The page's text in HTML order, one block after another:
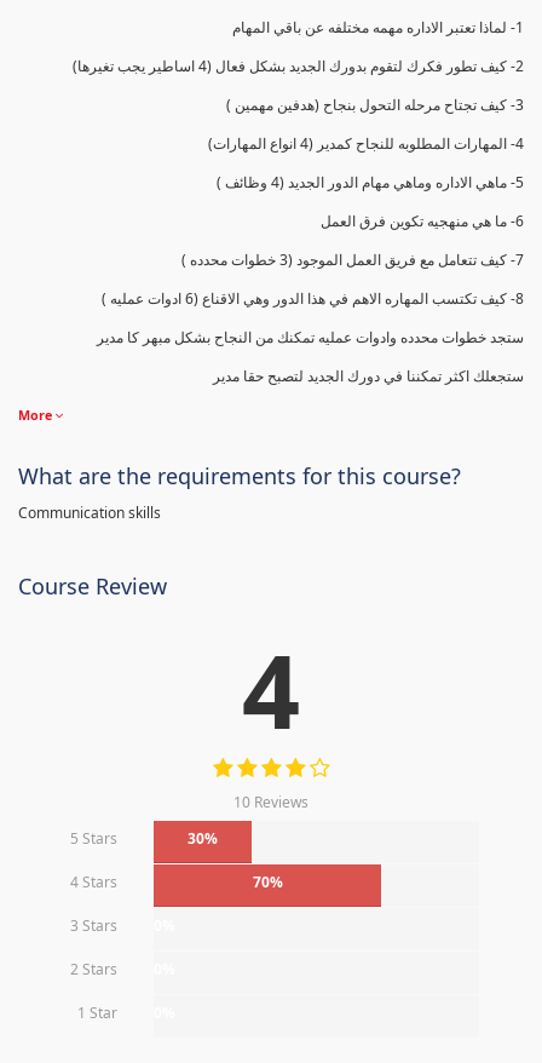
1- لماذا تعتبر الاداره مهمه مختلفه عن باقي المهام
2- كيف تطور فكرك لتقوم بدورك الجديد بشكل فعال (4 اساطير يجب تغيرها)
3- كيف تجتاح مرحله التحول بنجاح (هدفين مهمين )
4- المهارات المطلوبه للنجاح كمدير (4 انواع المهارات)
5- ماهي الاداره وماهي مهام الدور الجديد (4 وظائف )
6- ما هي منهجيه تكوين فرق العمل
7- كيف تتعامل مع فريق العمل الموجود (3 خطوات محدده )
8- كيف تكتسب المهاره الاهم في هذا الدور وهي الاقناع (6 ادوات عمليه )
ستجد خطوات محدده وادوات عمليه تمكنك من النجاح بشكل مبهر كا مدير
ستجعلك اكثر تمكننا في دورك الجديد لتصبح حقا مدير
More
What are the requirements for this course?
Communication skills
Course Review
4
10 Reviews
5 Stars
30%
4 Stars 70%
3 Stars
2 Stars
1 Star